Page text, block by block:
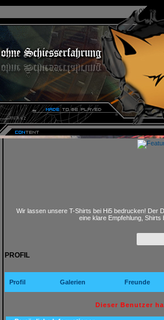
Wir lassen unsere T-Shirts bei Hi5 bedrucken! Der
eine klare Empfehlung,
PROFIL
Profil Galerien Freunde
Dieser Benutzer